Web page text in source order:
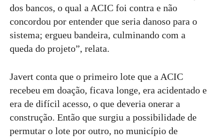
dos bancos, o qual a ACIC foi contra e não
concordou por entender que seria danoso para o
sistema; ergueu bandeira, culminando com a
queda do projeto”, relata.
Javert conta que o primeiro lote que a ACIC
recebeu em doação, ficava longe, era acidentado e
era de difícil acesso, o que deveria onerar a
construção. Então que surgiu a possibilidade de
permutar o lote por outro, no município de